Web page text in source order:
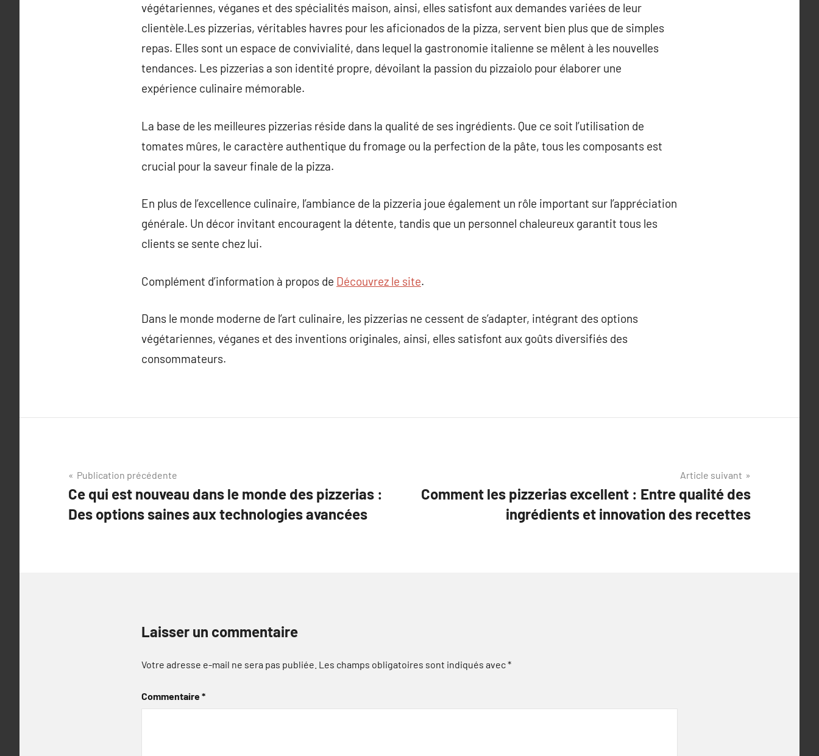
végétariennes, véganes et des spécialités maison, ainsi, elles satisfont aux demandes variées de leur
clientèle.Les pizzerias, véritables havres pour les aficionados de la pizza, servent bien plus que de simples
repas. Elles sont un espace de convivialité, dans lequel la gastronomie italienne se mêlent à les nouvelles
tendances. Les pizzerias a son identité propre, dévoilant la passion du pizzaiolo pour élaborer une
expérience culinaire mémorable.
La base de les meilleures pizzerias réside dans la qualité de ses ingrédients. Que ce soit l’utilisation de
tomates mûres, le caractère authentique du fromage ou la perfection de la pâte, tous les composants est
crucial pour la saveur finale de la pizza.
En plus de l’excellence culinaire, l’ambiance de la pizzeria joue également un rôle important sur l’appréciation
générale. Un décor invitant encouragent la détente, tandis que un personnel chaleureux garantit tous les
clients se sente chez lui.
Complément d’information à propos de Découvrez le site.
Dans le monde moderne de l’art culinaire, les pizzerias ne cessent de s’adapter, intégrant des options
végétariennes, véganes et des inventions originales, ainsi, elles satisfont aux goûts diversifiés des
consommateurs.
Navigation
de
l’article
Publication précédente
Ce qui est nouveau dans le monde des pizzerias :
Des options saines aux technologies avancées
Article suivant
Comment les pizzerias excellent : Entre qualité des
ingrédients et innovation des recettes
Laisser un commentaire
Votre adresse e-mail ne sera pas publiée. Les champs obligatoires sont indiqués avec*
Commentaire*